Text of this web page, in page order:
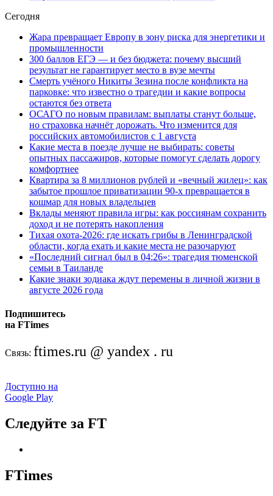
Сегодня
Жара превращает Европу в зону риска для энергетики и
промышленности
300 баллов ЕГЭ — и без бюджета: почему высший
результат не гарантирует место в вузе мечты
Смерть учёного Никиты Зезина после конфликта на
парковке: что известно о трагедии и какие вопросы
остаются без ответа
ОСАГО по новым правилам: выплаты станут больше,
но страховка начнёт дорожать. Что изменится для
российских автомобилистов с 1 августа
Какие места в поезде лучше не выбирать: советы
опытных пассажиров, которые помогут сделать дорогу
комфортнее
Квартира за 8 миллионов рублей и «вечный жилец»: как
забытое прошлое приватизации 90-х превращается в
кошмар для новых владельцев
Вклады меняют правила игры: как россиянам сохранить
доход и не потерять накопления
Тихая охота-2026: где искать грибы в Ленинградской
области, когда ехать и какие места не разочаруют
«Последний сигнал был в 04:26»: трагедия тюменской
семьи в Таиланде
Какие знаки зодиака ждут перемены в личной жизни в
августе 2026 года
Подпишитесь
на FTimes
Связь: ftimes.ru @ yandex . ru
Доступно на
Google Play
Следуйте за FT
FTimes